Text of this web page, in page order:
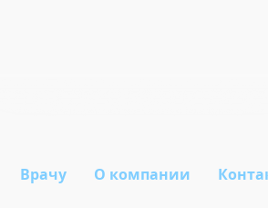
Врачу О компании